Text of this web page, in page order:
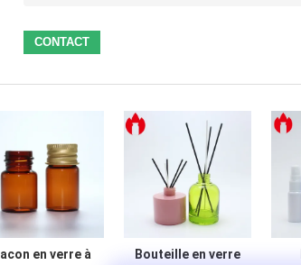
en verre à
Bouteille en verre